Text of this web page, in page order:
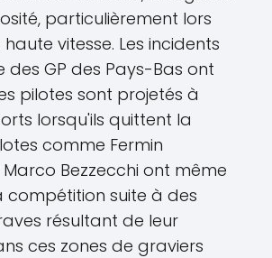
particulièrement lors
vitesse. Les incidents
des GP des Pays-Bas ont
pilotes sont projetés à
lorsqu'ils quittent la
comme Fermin
Bezzecchi ont même
compétition suite à des
résultant de leur
ces zones de graviers